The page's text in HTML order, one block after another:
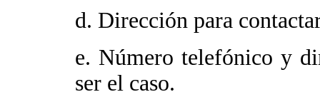
d. Dirección para
e. Número telefónico y
ser el caso.